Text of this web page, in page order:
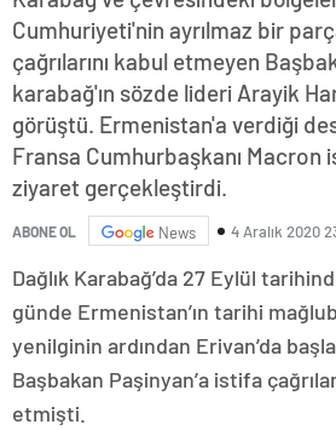
Cumhuriyeti'nin ayrılmaz bir
çağrılarını kabul etmeyen
karabağ'ın sözde lideri Arayik
görüştü. Ermenistan'a verdiği
Fransa Cumhurbaşkanı Macron
ziyaret gerçekleştirdi.
ABONE OL News 4 Aralık 2020
Dağlık Karabağ’da 27 Eylül
günde Ermenistan’ın tarihi
yenilginin ardından Erivan’da
Başbakan Paşinyan’a istifa
etmişti.